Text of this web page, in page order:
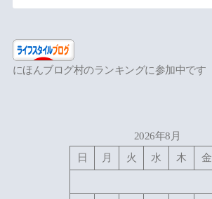
にほんブログ村のランキングに参加中です
2026年8月
日
月 火 水 木 金